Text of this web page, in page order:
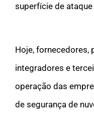
superfície de
Hoje, fornecedores,
integradores e
operação das
de segurança de